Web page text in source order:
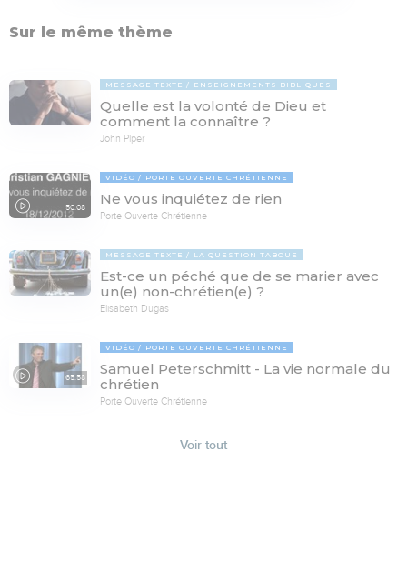
Sur le même thème
MESSAGE TEXTE ENSEIGNEMENTS BIBLIQUES
Quelle est la volonté de Dieu et
comment la connaître ?
John Piper
50:08
VIDÉO PORTE OUVERTE CHRÉTIENNE
Ne vous inquiétez de rien
Porte Ouverte Chrétienne
MESSAGE TEXTE LA QUESTION TABOUE
Est-ce un péché que de se marier avec
un(e) non-chrétien(e) ?
Elisabeth Dugas
65:58
VIDÉO PORTE OUVERTE CHRÉTIENNE
Samuel Peterschmitt - La vie normale du
chrétien
Porte Ouverte Chrétienne
Voir tout